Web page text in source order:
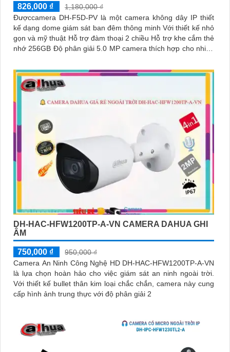
826,000 ₫
1,180,000 ₫
Đượccamera DH-F5D-PV là một camera không dây IP thiết
kế dạng dome giám sát ban đêm thông minh Với thiết kế nhỏ
gọn và mỹ thuật Hỗ trợ đàm thoại 2 chiều Hỗ trợ khe cắm thẻ
nhớ 256GB Độ phân giải 5.0 MP camera thích hợp cho nhiều
DH-HAC-HFW1200TP-A-VN CAMERA DAHUA GHI
ÂM
750,000 ₫
950,000 ₫
Camera An Ninh Công Nghệ HD DH-HAC-HFW1200TP-A-VN
là lựa chọn hoàn hảo cho việc giám sát an ninh ngoài trời.
Với thiết kế bullet thân kim loại chắc chắn, camera này cung
cấp hình ảnh trung thực với độ phân giải 2